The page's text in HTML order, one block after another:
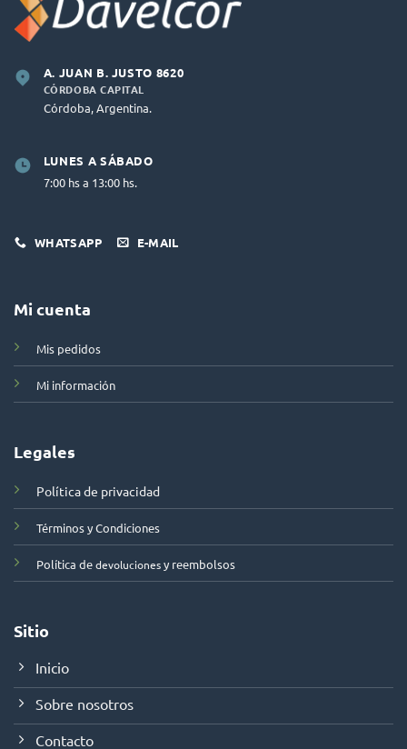
A. JUAN B. JUSTO 8620
CÓRDOBA CAPITAL
Córdoba, Argentina.
LUNES A SÁBADO
7:00 hs a 13:00 hs.
WHATSAPP E-MAIL
Mi cuenta
Mis pedidos
Mi información
Legales
Política de privacidad
Términos y Condiciones
Política dedevolucionesy reembolsos
Sitio
Inicio
Sobre nosotros
Contacto